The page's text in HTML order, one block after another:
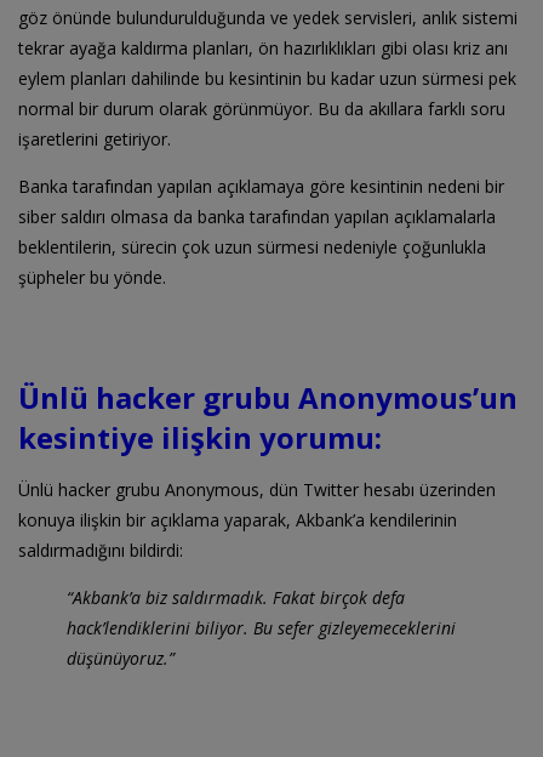
göz önünde bulundurulduğunda ve yedek servisleri, anlık sistemi
tekrar ayağa kaldırma planları, ön hazırlıklıkları gibi olası kriz anı
eylem planları dahilinde bu kesintinin bu kadar uzun sürmesi pek
normal bir durum olarak görünmüyor. Bu da akıllara farklı soru
işaretlerini getiriyor.
Banka tarafından yapılan açıklamaya göre kesintinin nedeni bir
siber saldırı olmasa da banka tarafından yapılan açıklamalarla
beklentilerin, sürecin çok uzun sürmesi nedeniyle çoğunlukla
şüpheler bu yönde.
Ünlü hacker grubu Anonymous’un
kesintiye ilişkin yorumu:
Ünlü hacker grubu Anonymous, dün Twitter hesabı üzerinden
konuya ilişkin bir açıklama yaparak, Akbank’a kendilerinin
saldırmadığını bildirdi:
“Akbank’a biz saldırmadık. Fakat birçok defa
hack’lendiklerini biliyor. Bu sefer gizleyemeceklerini
düşünüyoruz.”